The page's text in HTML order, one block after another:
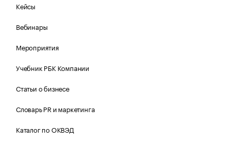
Кейсы
Вебинары
Мероприятия
Учебник РБК Компании
Статьи о бизнесе
Словарь PR и маркетинга
Каталог по ОКВЭД